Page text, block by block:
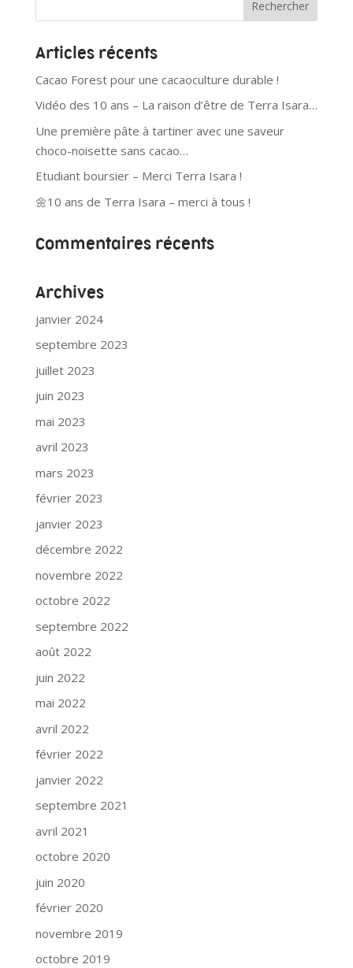
Articles récents
Cacao Forest pour une cacaoculture durable !
Vidéo des 10 ans – La raison d’être de Terra Isara…
Une première pâte à tartiner avec une saveur
choco-noisette sans cacao…
Etudiant boursier – Merci Terra Isara !
🌼10 ans de Terra Isara – merci à tous !
Commentaires récents
Archives
janvier 2024
septembre 2023
juillet 2023
juin 2023
mai 2023
avril 2023
mars 2023
février 2023
janvier 2023
décembre 2022
novembre 2022
octobre 2022
septembre 2022
août 2022
juin 2022
mai 2022
avril 2022
février 2022
janvier 2022
septembre 2021
avril 2021
octobre 2020
juin 2020
février 2020
novembre 2019
octobre 2019